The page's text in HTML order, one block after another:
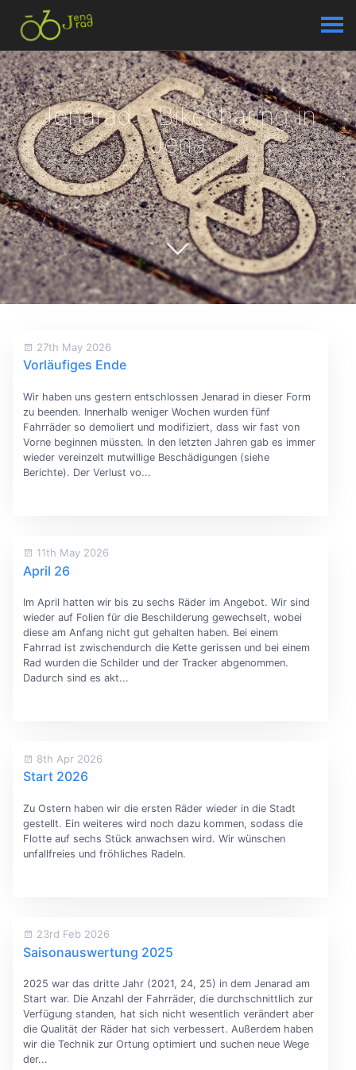
Jenarad - Bikesharing in
Jena
27th May 2026
Vorläufiges Ende
Wir haben uns gestern entschlossen Jenarad in dieser Form
zu beenden. Innerhalb weniger Wochen wurden fünf
Fahrräder so demoliert und modifiziert, dass wir fast von
Vorne beginnen müssten. In den letzten Jahren gab es immer
wieder vereinzelt mutwillige Beschädigungen (siehe
Berichte). Der Verlust vo...
11th May 2026
April 26
Im April hatten wir bis zu sechs Räder im Angebot. Wir sind
wieder auf Folien für die Beschilderung gewechselt, wobei
diese am Anfang nicht gut gehalten haben. Bei einem
Fahrrad ist zwischendurch die Kette gerissen und bei einem
Rad wurden die Schilder und der Tracker abgenommen.
Dadurch sind es akt...
8th Apr 2026
Start 2026
Zu Ostern haben wir die ersten Räder wieder in die Stadt
gestellt. Ein weiteres wird noch dazu kommen, sodass die
Flotte auf sechs Stück anwachsen wird. Wir wünschen
unfallfreies und fröhliches Radeln.
23rd Feb 2026
Saisonauswertung 2025
2025 war das dritte Jahr (2021, 24, 25) in dem Jenarad am
Start war. Die Anzahl der Fahrräder, die durchschnittlich zur
Verfügung standen, hat sich nicht wesentlich verändert aber
die Qualität der Räder hat sich verbessert. Außerdem haben
wir die Technik zur Ortung optimiert und suchen neue Wege
der...